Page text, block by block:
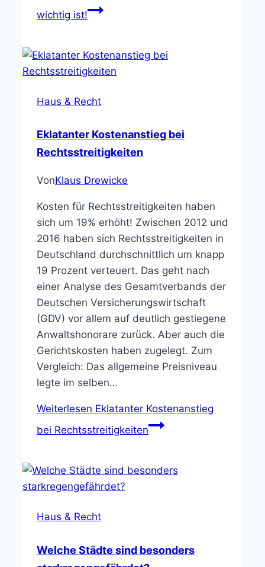
wichtig ist!
Haus & Recht
Eklatanter Kostenanstieg bei
Rechtsstreitigkeiten
VonKlaus Drewicke
Kosten für Rechtsstreitigkeiten haben
sich um 19% erhöht! Zwischen 2012 und
2016 haben sich Rechtsstreitigkeiten in
Deutschland durchschnittlich um knapp
19 Prozent verteuert. Das geht nach
einer Analyse des Gesamtverbands der
Deutschen Versicherungswirtschaft
(GDV) vor allem auf deutlich gestiegene
Anwaltshonorare zurück. Aber auch die
Gerichtskosten haben zugelegt. Zum
Vergleich: Das allgemeine Preisniveau
legte im selben…
Weiterlesen Eklatanter Kostenanstieg
bei Rechtsstreitigkeiten
Haus & Recht
Welche Städte sind besonders